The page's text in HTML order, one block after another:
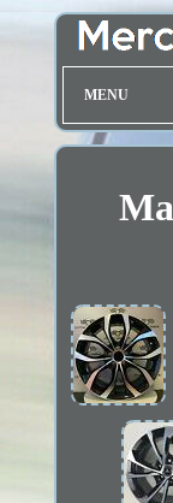
MENU